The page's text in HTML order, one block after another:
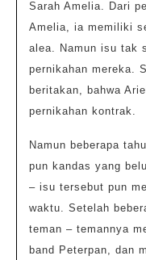
Sarah Amelia. Dari
Amelia, ia memiliki
alea. Namun isu tak
pernikahan mereka.
beritakan, bahwa
pernikahan kontrak.
Namun beberapa
pun kandas yang
– isu tersebut pun
waktu. Setelah
teman – temannya
band Peterpan, dan